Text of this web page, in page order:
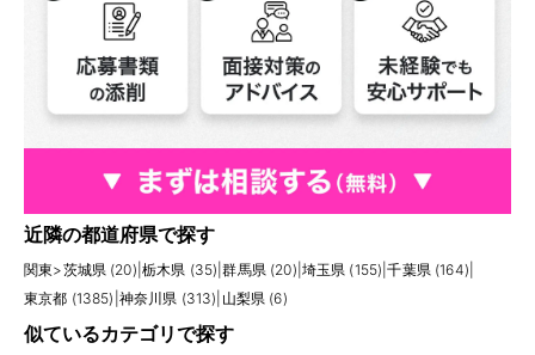
近隣の都道府県で探す
関東>茨城県 (20) 栃木県 (35) |群馬県 (20) 埼玉県 (155) |千葉県 (164)
東京都 (1385) 神奈川県 (313) 山梨県 (6)
似ているカテゴリで探す